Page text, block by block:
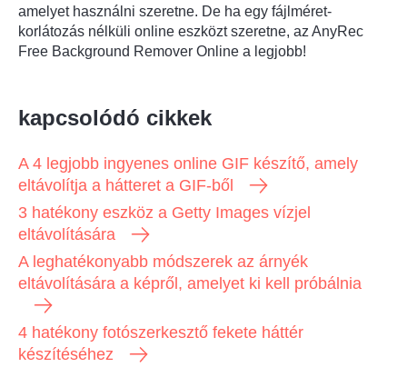
amelyet használni szeretne. De ha egy fájlméret-
korlátozás nélküli online eszközt szeretne, az AnyRec
Free Background Remover Online a legjobb!
kapcsolódó cikkek
A 4 legjobb ingyenes online GIF készítő, amely
eltávolítja a hátteret a GIF-ből
3 hatékony eszköz a Getty Images vízjel
eltávolítására
A leghatékonyabb módszerek az árnyék
eltávolítására a képről, amelyet ki kell próbálnia
4 hatékony fotószerkesztő fekete háttér
készítéséhez